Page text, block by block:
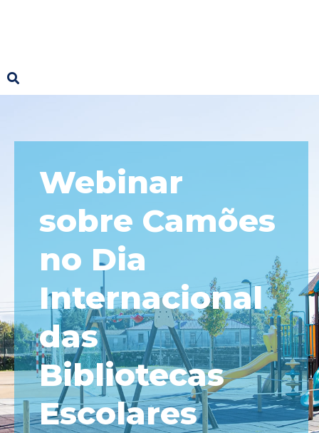
Webinar
sobre Camões
no Dia
Internacional
das
Bibliotecas
Escolares